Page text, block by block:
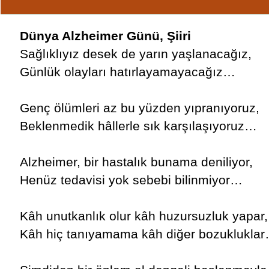
Dünya Alzheimer Günü, Şiiri
Sağlıklıyız desek de yarın yaşlanacağız,
Günlük olayları hatırlayamayacağız…
Genç ölümleri az bu yüzden yıpranıyoruz,
Beklenmedik hâllerle sık karşılaşıyoruz…
Alzheimer, bir hastalık bunama deniliyor,
Henüz tedavisi yok sebebi bilinmiyor…
Kâh unutkanlık olur kâh huzursuzluk yapar,
Kâh hiç tanıyamama kâh diğer